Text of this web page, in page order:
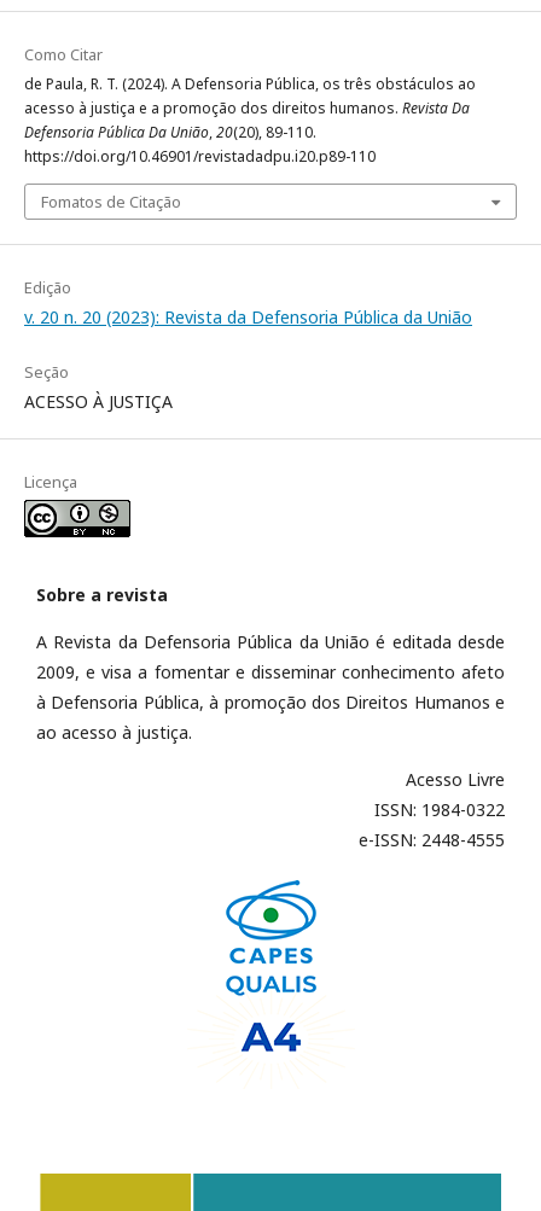
Como Citar
de Paula, R. T. (2024). A Defensoria Pública, os três obstáculos ao
acesso à justiça e a promoção dos direitos humanos. Revista Da
Defensoria Pública Da União,20(20), 89-110.
https://doi.org/10.46901/revistadadpu.i20.p89-110
Fomatos de Citação
Edição
v. 20 n. 20 (2023): Revista da Defensoria Pública da União
Seção
ACESSO À JUSTIÇA
Licença
Sobre a revista
A Revista da Defensoria Pública da União é editada desde
2009, e visa a fomentar e disseminar conhecimento afeto
à Defensoria Pública, à promoção dos Direitos Humanos e
ao acesso à justiça.
Acesso Livre
ISSN: 1984-0322
e-ISSN: 2448-4555